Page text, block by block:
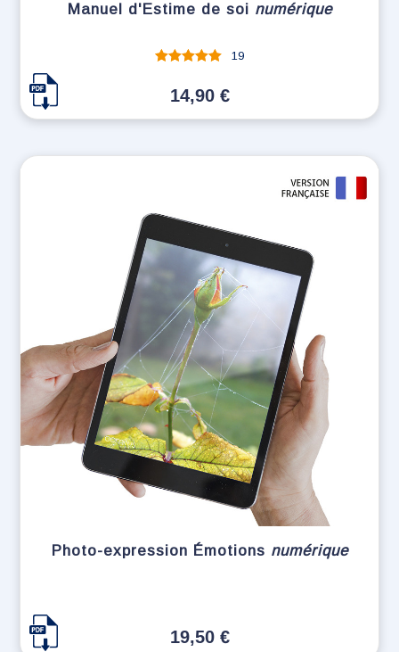
Manuel d'Estime de soi numérique
19
14,90€
Photo-expression Émotions numérique
19,50€